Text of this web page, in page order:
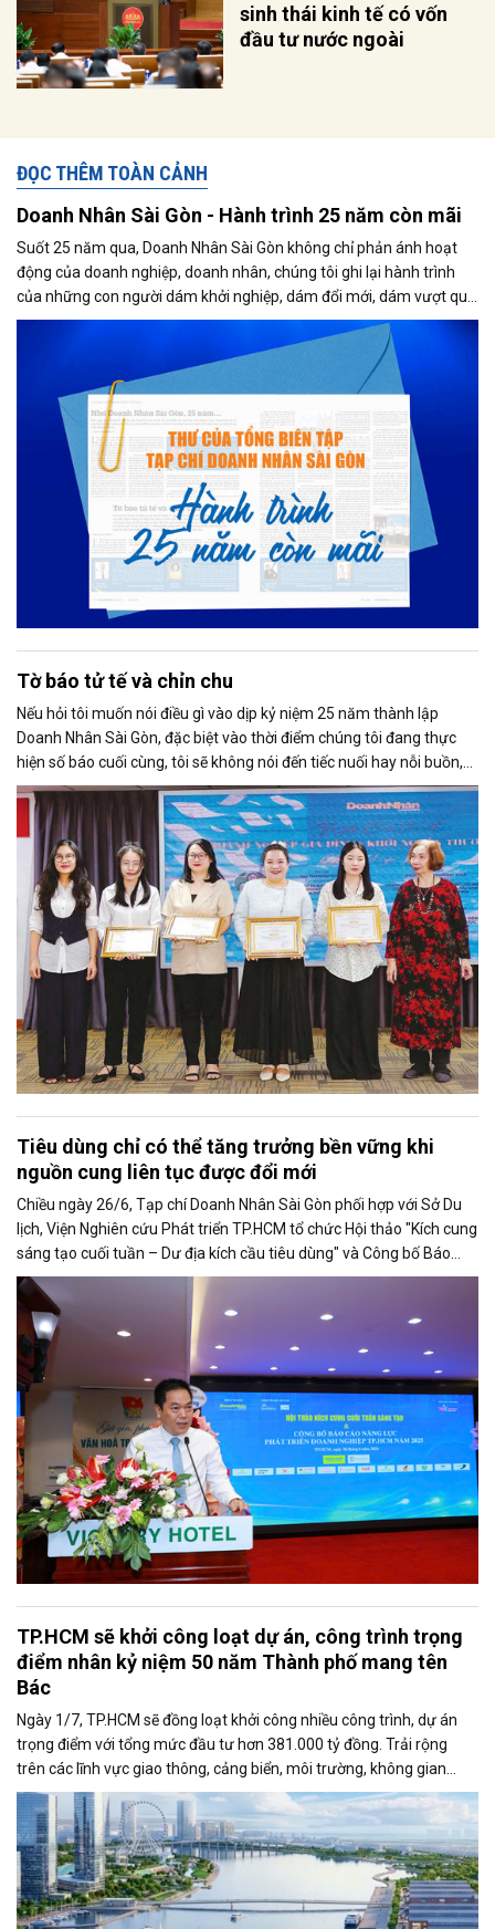
sinh thái kinh tế có vốn
đầu tư nước ngoài
ĐỌC THÊM TOÀN CẢNH
Doanh Nhân Sài Gòn - Hành trình 25 năm còn mãi
Suốt 25 năm qua, Doanh Nhân Sài Gòn không chỉ phản ánh hoạt
động của doanh nghiệp, doanh nhân, chúng tôi ghi lại hành trình
của những con người dám khởi nghiệp, dám đổi mới, dám vượt qua
thất bại để tạo dựng giá trị cho xã hội...
Tờ báo tử tế và chỉn chu
Nếu hỏi tôi muốn nói điều gì vào dịp kỷ niệm 25 năm thành lập
Doanh Nhân Sài Gòn, đặc biệt vào thời điểm chúng tôi đang thực
hiện số báo cuối cùng, tôi sẽ không nói đến tiếc nuối hay nỗi buồn,
thay vào đó là niềm tự hào. Bởi khi nghĩ về Doanh Nhân Sài Gòn, tôi
luôn nghĩ đó là một tờ báo “tử tế, chỉn chu”. Những điều tưởng như
rất bình thường ấy đã nuôi dưỡng tôi suốt 25 năm làm nghề. Và có
lẽ sẽ còn theo tôi đến hết cuộc đời cầm bút.
Tiêu dùng chỉ có thể tăng trưởng bền vững khi
nguồn cung liên tục được đổi mới
Chiều ngày 26/6, Tạp chí Doanh Nhân Sài Gòn phối hợp với Sở Du
lịch, Viện Nghiên cứu Phát triển TP.HCM tổ chức Hội thảo "Kích cung
sáng tạo cuối tuần – Dư địa kích cầu tiêu dùng" và Công bố Báo
cáo năng lực phát triển doanh nghiệp TP.HCM năm 2025. Trân
trọng giới thiệu phát biểu của ông Võ Hồng Sơn - Trưởng đại diện
Văn phòng Bộ Công Thương khu vực phía Nam tại Hội thảo.
TP.HCM sẽ khởi công loạt dự án, công trình trọng
điểm nhân kỷ niệm 50 năm Thành phố mang tên
Bác
Ngày 1/7, TP.HCM sẽ đồng loạt khởi công nhiều công trình, dự án
trọng điểm với tổng mức đầu tư hơn 381.000 tỷ đồng. Trải rộng
trên các lĩnh vực giao thông, cảng biển, môi trường, không gian
công cộng và nhà ở xã hội, các dự án được kỳ vọng tạo động lực
tăng trưởng mới, mở rộng không gian phát triển và nâng cao năng
lực cạnh tranh của đô thị lớn nhất cả nước.